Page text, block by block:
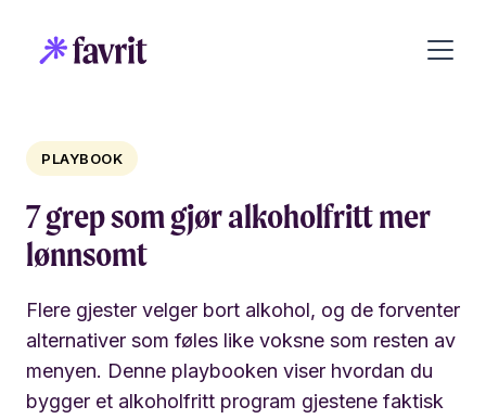
PLAYBOOK
7 grep som gjør alkoholfritt mer
lønnsomt
Flere gjester velger bort alkohol, og de forventer
alternativer som føles like voksne som resten av
menyen. Denne playbooken viser hvordan du
bygger et alkoholfritt program gjestene faktisk